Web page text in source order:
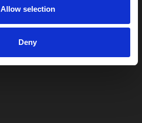
Allow selection
Deny